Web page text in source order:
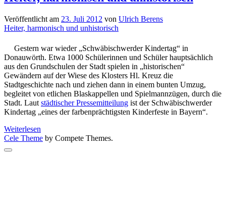
6.2.2015
Veröffentlicht am 23. Juli 2012 von Ulrich Berens
Heiter, harmonisch und unhistorisch
Gestern war wieder „Schwäbischwerder Kindertag“ in
Donauwörth. Etwa 1000 Schülerinnen und Schüler hauptsächlich
aus den Grundschulen der Stadt spielen in „historischen“
Gewändern auf der Wiese des Klosters Hl. Kreuz die
Stadtgeschichte nach und ziehen dann in einem bunten Umzug,
begleitet von etlichen Blaskappellen und Spielmannzügen, durch die
Stadt. Laut städtischer Pressemitteilung ist der Schwäbischwerder
Kindertag „eines der farbenprächtigsten Kinderfeste in Bayern“.
Weiterlesen
harmonisch
Cele Theme by Compete Themes.
Scroll